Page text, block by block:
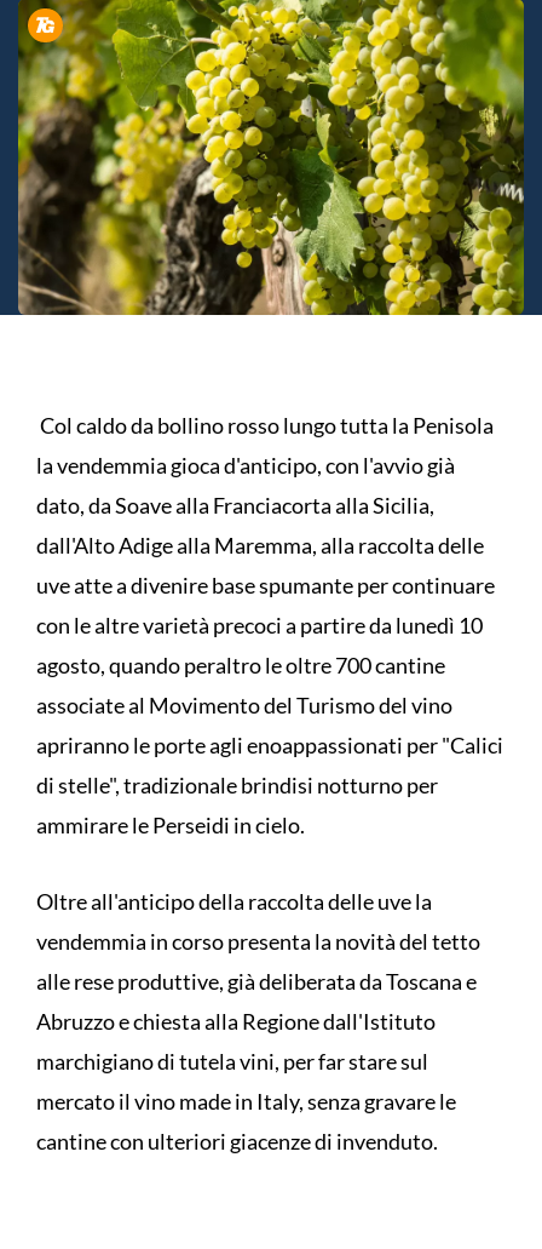
Col caldo da bollino rosso lungo tutta la Penisola
la vendemmia gioca d'anticipo, con l'avvio già
dato, da Soave alla Franciacorta alla Sicilia,
dall'Alto Adige alla Maremma, alla raccolta delle
uve atte a divenire base spumante per continuare
con le altre varietà precoci a partire da lunedì 10
agosto, quando peraltro le oltre 700 cantine
associate al Movimento del Turismo del vino
apriranno le porte agli enoappassionati per "Calici
di stelle", tradizionale brindisi notturno per
ammirare le Perseidi in cielo.
Oltre all'anticipo della raccolta delle uve la
vendemmia in corso presenta la novità del tetto
alle rese produttive, già deliberata da Toscana e
Abruzzo e chiesta alla Regione dall'Istituto
marchigiano di tutela vini, per far stare sul
mercato il vino made in Italy, senza gravare le
cantine con ulteriori giacenze di invenduto.